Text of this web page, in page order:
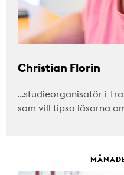
Christian Florin
…studieorganisatör i
som vill tipsa läsarna